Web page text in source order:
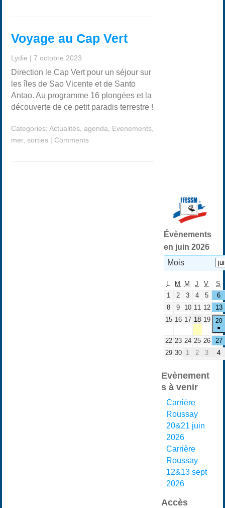
Voyage au Cap Vert
Lydie |7 octobre 2023
Direction le Cap Vert pour un séjour sur
les îles de Sao Vicente et de Santo
Antao. Au programme 16 plongées et la
découverte de ce petit paradis terrestre !
Categories:Actualités ,agenda Evenements
mer,sorties | Comments
Évènements
en juin 2026
Mois
L M M J V
S
1
2 3 4 5
6
8
9 10 11 12
13
15 16 17 18 19
20
●
22 23 24 25 26
27
29 30 1 2 3 4
Evènement
s à venir
Carrière
Roussay
20&21 juin
2026
Carrière
Roussay
12&13 sept
2026
Accès